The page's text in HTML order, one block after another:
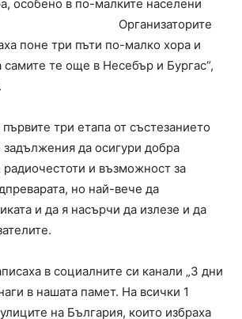
особено в по-малките населени
поне три пъти по-малко хора и
самите те още в Несебър и Бургас“,
три етапа от състезанието
да осигури добра
радиочестоти и възможност за
но най-вече да
и да я насърчи да излезе и да
в социалните си канали „3 дни
в нашата памет. На всички 1
на България, които избраха